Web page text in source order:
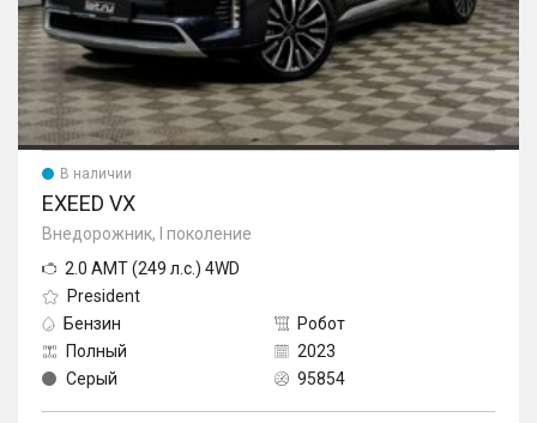
В наличии
EXEED VX
Внедорожник, I поколение
2.0 AMT (249 л.с.) 4WD
President
Бензин
Робот
Полный
2023
Серый
95854